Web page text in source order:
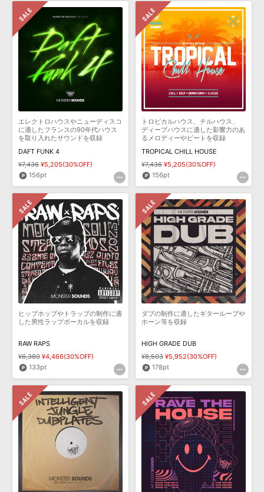
エレクトロハウスやニューディスコ
に適したフランスの90年代ハウス
を取り入れたサウンドを収録
DAFT FUNK 4
¥7,436 ¥5,205(30%OFF)
156pt
トロピカルハウス、チルハウス、
ディープハウスに適した影響力のあ
るメロディーやビートを収録
TROPICAL CHILL HOUSE
¥7,436 ¥5,205(30%OFF)
156pt
ヒップホップやトラップの制作に適
した男性ラップボーカルを収録
RAW RAPS
¥6,380 ¥4,466(30%OFF)
133pt
ダブの制作に適したギターループや
ホーン等を収録
HIGH GRADE DUB
¥8,503 ¥5,952(30%OFF)
178pt